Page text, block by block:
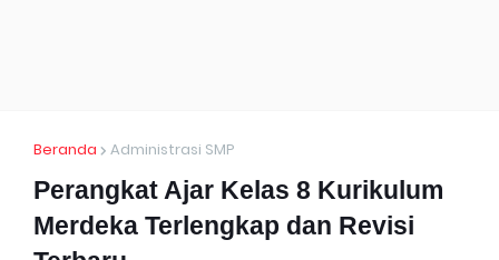
Beranda Administrasi SMP
Perangkat Ajar Kelas 8 Kurikulum
Merdeka Terlengkap dan Revisi